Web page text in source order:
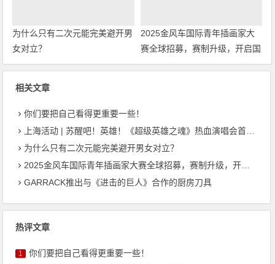
为什么只有二次元能完美避开男
女对立？
2025金风车国际青年插画家大
赛全球招募，赛制升级，开启国
际交流与商业新机遇！
相关文章
你们要把自己看得更重要一些！
上海活动 | 苏醒吧！英雄！《超级英雄之魂》热血演唱会首次登陆上海！
为什么只有二次元能完美避开男女对立？
2025金风车国际青年插画家大赛全球招募，赛制升级，开启国际交流与商业新机遇！
GARRACK推出与《进击的巨人》合作的厨房刀具
热评文章
1 你们要把自己看得更重要一些！